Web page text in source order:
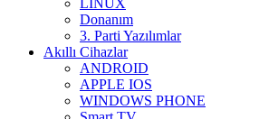
LINUX
Donanım
3. Parti Yazılımlar
Akıllı Cihazlar
ANDROID
APPLE IOS
WINDOWS PHONE